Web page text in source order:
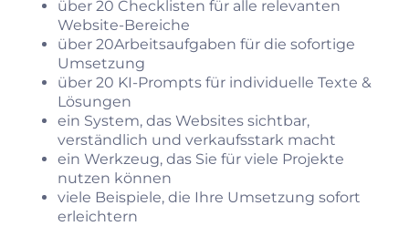
über 20 Checklisten für alle relevanten
Website‑Bereiche
über 20Arbeitsaufgaben für die sofortige
Umsetzung
über 20 KI‑Prompts für individuelle Texte &
Lösungen
ein System, das Websites sichtbar,
verständlich und verkaufsstark macht
ein Werkzeug, das Sie für viele Projekte
nutzen können
viele Beispiele, die Ihre Umsetzung sofort
erleichtern